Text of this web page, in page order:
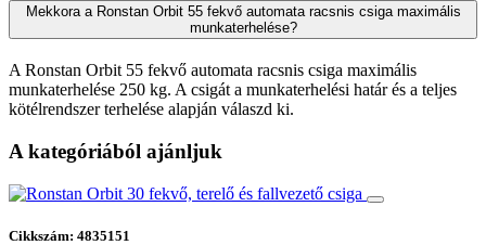
Mekkora a Ronstan Orbit 55 fekvő automata racsnis csiga maximális
munkaterhelése?
A Ronstan Orbit 55 fekvő automata racsnis csiga maximális
munkaterhelése 250 kg. A csigát a munkaterhelési határ és a teljes
kötélrendszer terhelése alapján válaszd ki.
A kategóriából ajánljuk
Cikkszám: 4835151